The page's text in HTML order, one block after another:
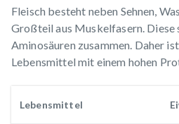
Fleisch besteht neben Sehnen,
Großteil aus Muskelfasern. Diese
Aminosäuren zusammen. Daher
Lebensmittel mit einem hohen
Lebensmittel